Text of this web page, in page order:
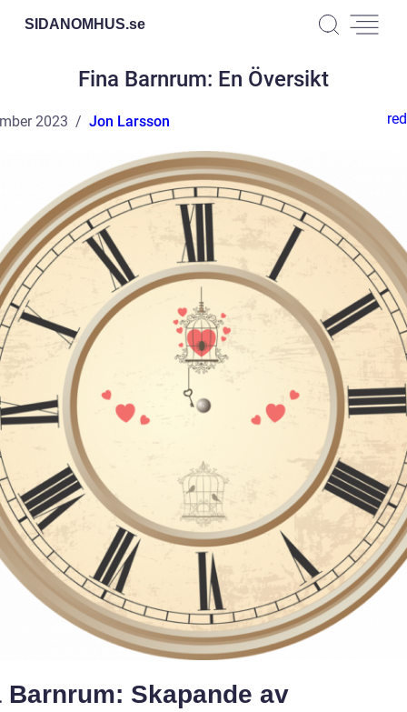
SIDANOMHUS.se
Fina Barnrum: En Översikt
2023 Jon Larsson
Barnrum: Skapande av